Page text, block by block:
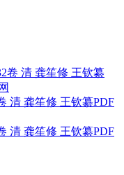
清 龚笙修 王钦纂PDF
清 龚笙修 王钦纂PDF